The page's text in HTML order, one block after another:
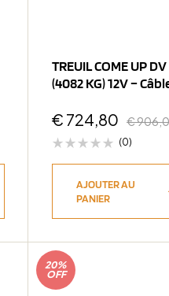
TREUIL COME UP
(4082 KG) 12V –
€
€ 724,80
(0)
AJOUTER AU
PANIER
20%
OFF